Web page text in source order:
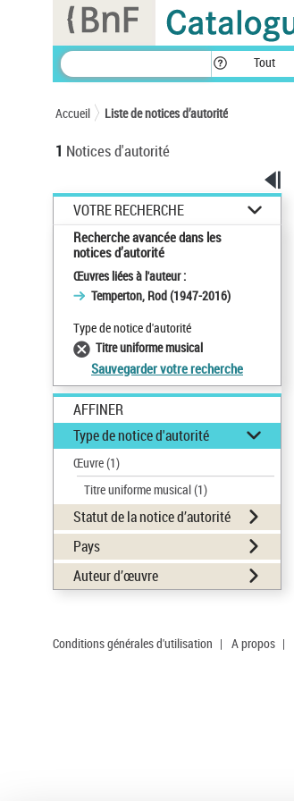
Tout
Accueil Liste de notices d’autorité
1 Notices d'autorité
VOTRE RECHERCHE
Recherche avancée dans les
notices d’autorité
Œuvres liées à l'auteur :
Temperton, Rod (1947-2016)
Type de notice d'autorité
Titre uniforme musical
Sauvegarder votre recherche
AFFINER
Type de notice d'autorité
Œuvre(1)
Titre uniforme musical(1)
Statut de la notice d’autorité
Pays
Auteur d’œuvre
Conditions générales d'utilisation | A propos |
Panneau de gestion des cookies